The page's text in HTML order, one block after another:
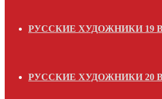
РУССКИЕ ХУДОЖНИКИ 19
РУССКИЕ ХУДОЖНИКИ 20